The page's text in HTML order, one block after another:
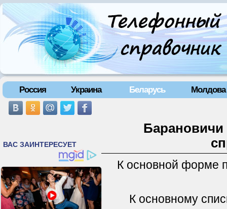
Россия Украина Беларусь Молдова
Барановичи
К основной форме
К основному